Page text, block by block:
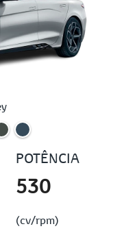
POTÊNCIA
530
(cv/rpm)